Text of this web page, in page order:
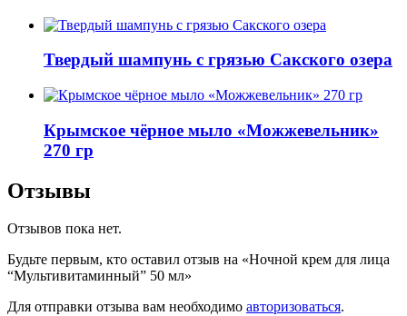
Твердый шампунь с грязью Сакского озера
Крымское чёрное мыло «Можжевельник»
270 гр
Отзывы
Отзывов пока нет.
Будьте первым, кто оставил отзыв на «Ночной крем для лица
“Мультивитаминный” 50 мл»
Для отправки отзыва вам необходимо авторизоваться.